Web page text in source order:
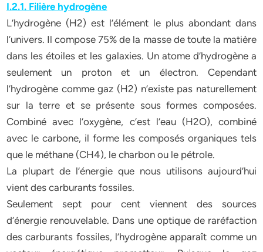
I.2.1. Filière hydrogène
L’hydrogène (H2) est l’élément le plus abondant dans
l’univers. Il compose 75% de la masse de toute la matière
dans les étoiles et les galaxies. Un atome d’hydrogène a
seulement un proton et un électron. Cependant
l’hydrogène comme gaz (H2) n’existe pas naturellement
sur la terre et se présente sous formes composées.
Combiné avec l’oxygène, c’est l’eau (H2O), combiné
avec le carbone, il forme les composés organiques tels
que le méthane (CH4), le charbon ou le pétrole.
La plupart de l’énergie que nous utilisons aujourd’hui
vient des carburants fossiles.
Seulement sept pour cent viennent des sources
d’énergie renouvelable. Dans une optique de raréfaction
des carburants fossiles, l’hydrogène apparaît comme un